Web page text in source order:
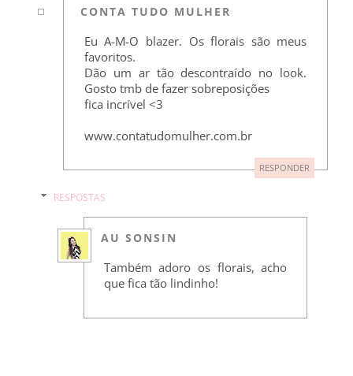
CONTA TUDO MULHER
Eu A-M-O blazer. Os florais são meus
favoritos.
Dão um ar tão descontraído no look.
Gosto tmb de fazer sobreposições
fica incrível <3
www.contatudomulher.com.br
RESPONDER
RESPOSTAS
AU SONSIN
Também adoro os florais, acho
que fica tão lindinho!